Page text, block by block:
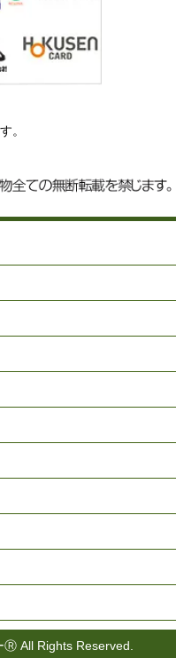
。
All Rights Reserved.